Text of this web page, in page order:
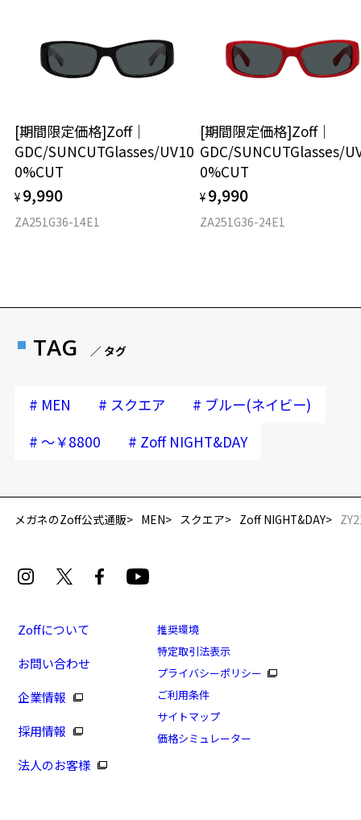
再入荷お知らせメールのお申し込み
[スペシャルプライス]Zoff NIGHT&DAY(偏光機能搭
商品番号：ZY212G02-72F1/フレームカラー：ブルー(ネ
イビー)/単価：￥7,770
[期間限定価格]Zoff｜
GDC/SUNCUTGlasses/UV10
0%CUT
¥ 9,990
ZA251G36-14E1
[期間限定価格]Zoff｜
GDC/SUNCUTGlasses/
0%CUT
¥ 9,990
ZA251G36-24E1
TAG ／ タグ
# MEN # スクエア # ブルー(ネイビー)
# ～￥8800 # Zoff NIGHT&DAY
メガネのZoff公式通販 MEN スクエア Zoff NIGHT&DAY
Zoffについて
お問い合わせ
企業情報
採用情報
法人のお客様
推奨環境
特定取引法表示
プライバシーポリシー
ご利用条件
サイトマップ
価格シミュレーター